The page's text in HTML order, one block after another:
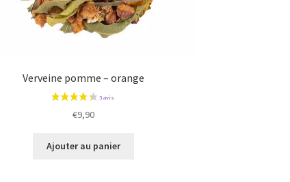
Verveine pomme – orange
€9,90
Ajouter au panier